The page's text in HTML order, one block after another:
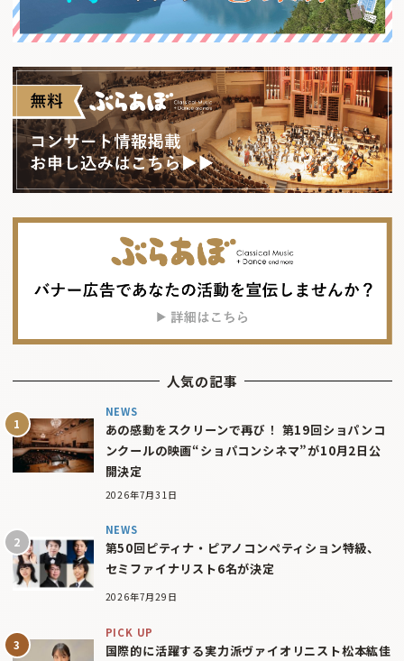
人気の記事
NEWS
あの感動をスクリーンで再び！ 第19回ショパンコ
ンクールの映画“ショパコンシネマ”が10月2日公
開決定
2026年7月31日
NEWS
第50回ピティナ・ピアノコンペティション特級、
セミファイナリスト6名が決定
2026年7月29日
PICK UP
国際的に活躍する実力派ヴァイオリニスト松本紘佳